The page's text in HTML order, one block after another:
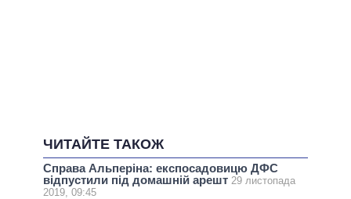
ЧИТАЙТЕ ТАКОЖ
Справа Альперіна: експосадовицю ДФС
відпустили під домашній арешт 29 листопада
2019, 09:45